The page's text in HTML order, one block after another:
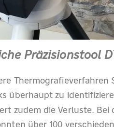
überhaupt zu
zudem die Verluste. Bei
über 100
Präzisionstool